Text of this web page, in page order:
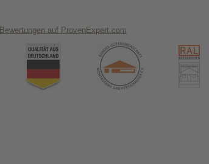
Bewertungen auf ProvenExpert.com